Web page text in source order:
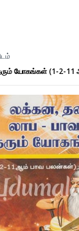
யோகங்கள் (1-2-